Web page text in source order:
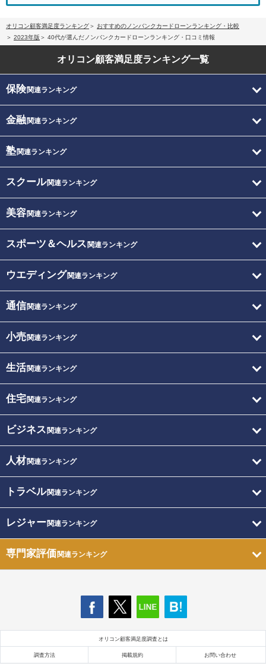
オリコン顧客満足度ランキング
おすすめのノンバンクカードローンランキング・比較
2023年版
40代が選んだノンバンクカードローンランキング・口コミ情報
オリコン顧客満足度ランキング一覧
保険関連ランキング
金融関連ランキング
塾関連ランキング
スクール関連ランキング
美容関連ランキング
スポーツ＆ヘルス 関連ランキング
ウエディング関連ランキング
通信関連ランキング
小売関連ランキング
生活関連ランキング
住宅関連ランキング
ビジネス 関連ランキング
人材関連ランキング
トラベル関連ランキング
レジャー関連ランキング
専門家評価関連ランキング
オリコン顧客満足度調査とは
調査方法 掲載規約 お問い合わせ